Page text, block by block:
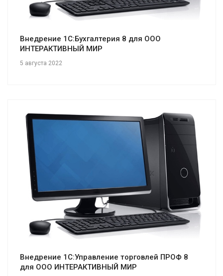
Внедрение 1С:Бухгалтерия 8 для ООО
ИНТЕРАКТИВНЫЙ МИР
5 августа 2022
Внедрение 1С:Управление торговлей ПРОФ 8
для ООО ИНТЕРАКТИВНЫЙ МИР